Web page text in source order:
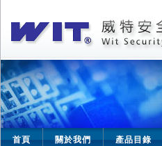
首頁 關於我們 產品目錄